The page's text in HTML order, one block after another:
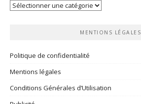
Vos
MENTIONS LÉGALES
Politique de confidentialité
Mentions légales
Conditions Générales d’Utilisation